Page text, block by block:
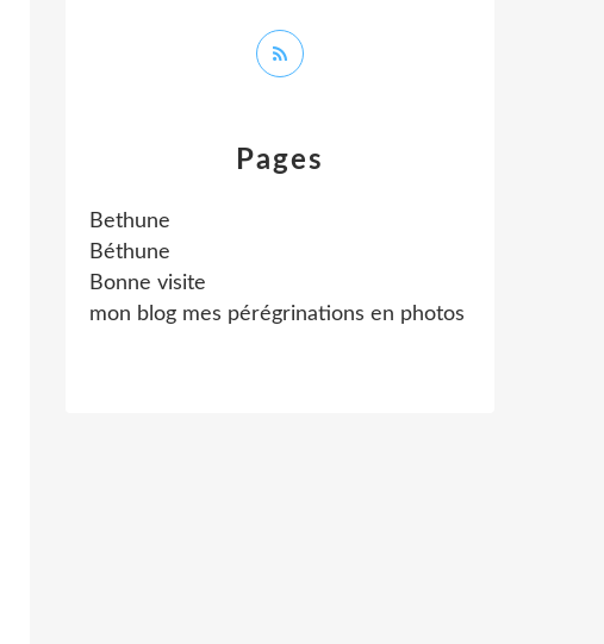
Pages
Bethune
Béthune
Bonne visite
mon blog mes pérégrinations en photos